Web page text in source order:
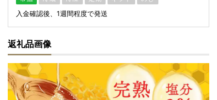
入金確認後、1週間程度で発送
返礼品画像